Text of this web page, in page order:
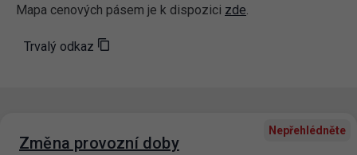
Mapa cenových pásem je k dispozici zde.
Trvalý odkaz
Nepřehlédněte
Změna provozní doby